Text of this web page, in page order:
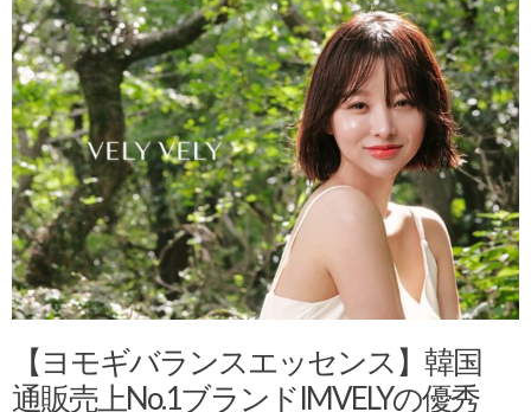
【ヨモギバランスエッセンス】韓国
通販売上No.1ブランドIMVELYの優秀